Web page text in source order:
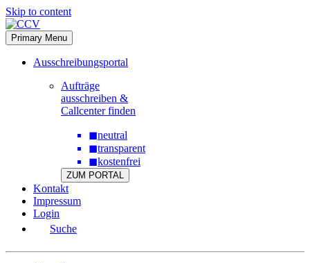
Skip to content
Primary Menu
Ausschreibungsportal
Aufträge
ausschreiben &
Callcenter finden
◼neutral
◼transparent
◼kostenfrei
ZUM PORTAL
Kontakt
Impressum
Login
Suche